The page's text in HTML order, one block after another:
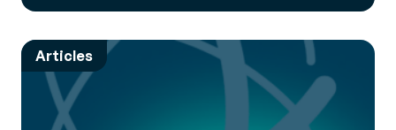
Articles